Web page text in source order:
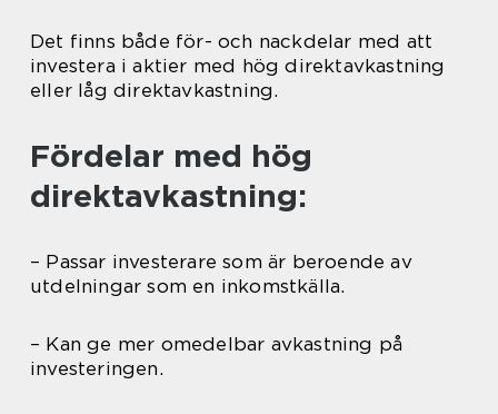
Det finns både för- och nackdelar med att
investera i aktier med hög direktavkastning
eller låg direktavkastning.
Fördelar med hög
direktavkastning:
– Passar investerare som är beroende av
utdelningar som en inkomstkälla.
– Kan ge mer omedelbar avkastning på
investeringen.